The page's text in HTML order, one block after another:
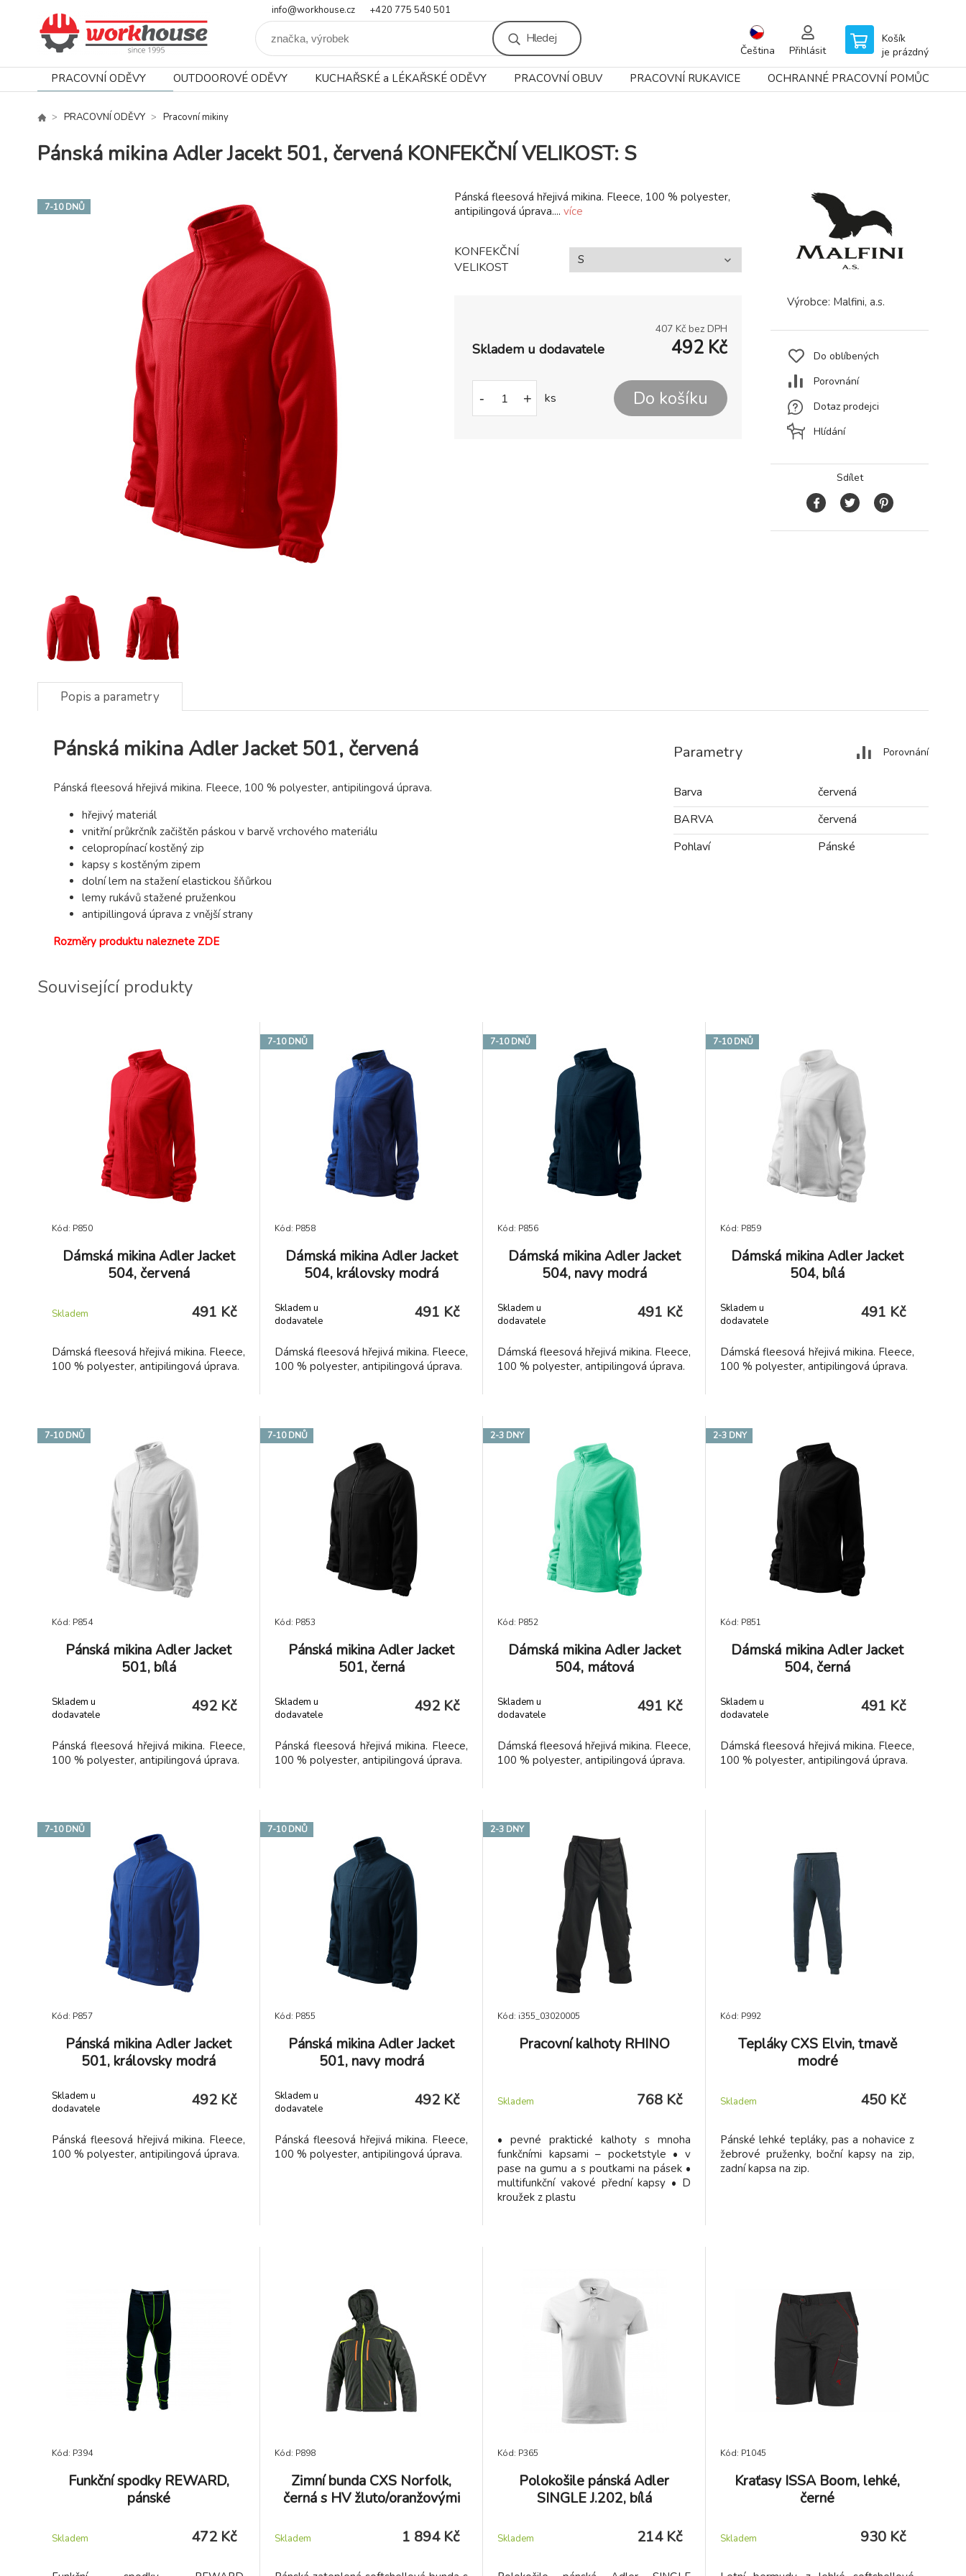
info@workhouse.cz +420 775 540 501
Hledej
Čeština Přihlásit
Košík
je prázdný
PRACOVNÍ ODĚVY OUTDOOROVÉ ODĚVY KUCHAŘSKÉ a LÉKAŘSKÉ ODĚVY PRACOVNÍ OBUV PRACOVNÍ RUKAVICE OCHRANNÉ PRACOVNÍ POMŮCKY
PRACOVNÍ ODĚVY Pracovní mikiny
Pánská mikina Adler Jacekt 501, červená KONFEKČNÍ VELIKOST: S
7-10 DNŮ
Pánská fleesová hřejivá mikina. Fleece, 100 % polyester,
antipilingová úprava.... více
KONFEKČNÍ
VELIKOST
407 Kč bez DPH
Skladem u dodavatele 492 Kč
- + ks Do košíku
Výrobce: Malfini, a.s.
Do oblíbených
Porovnání
Dotaz prodejci
Hlídání
Sdílet
Popis a parametry
Pánská mikina Adler Jacket 501, červená
Pánská fleesová hřejivá mikina. Fleece, 100 % polyester, antipilingová úprava.
hřejivý materiál
vnitřní průkrčník začištěn páskou v barvě vrchového materiálu
celopropínací kostěný zip
kapsy s kostěným zipem
dolní lem na stažení elastickou šňůrkou
lemy rukávů stažené pruženkou
antipillingová úprava z vnější strany
Rozměry produktu naleznete ZDE
Parametry Porovnání
Barva
červená
BARVA
červená
Pohlaví
Pánské
Související produkty
Kód: P850
Dámská mikina Adler Jacket
504, červená
Skladem 491 Kč
Dámská fleesová hřejivá mikina. Fleece,
100 % polyester, antipilingová úprava.
7-10 DNŮ
Kód: P858
Dámská mikina Adler Jacket
504, královsky modrá
Skladem u
dodavatele
491 Kč
Dámská fleesová hřejivá mikina. Fleece,
100 % polyester, antipilingová úprava.
7-10 DNŮ
Kód: P856
Dámská mikina Adler Jacket
504, navy modrá
Skladem u
dodavatele
491 Kč
Dámská fleesová hřejivá mikina. Fleece,
100 % polyester, antipilingová úprava.
7-10 DNŮ
Kód: P859
Dámská mikina Adler Jacket
504, bílá
Skladem u
dodavatele
491 Kč
Dámská fleesová hřejivá mikina. Fleece,
100 % polyester, antipilingová úprava.
7-10 DNŮ
Kód: P854
Pánská mikina Adler Jacket
501, bílá
Skladem u
dodavatele
492 Kč
Pánská fleesová hřejivá mikina. Fleece,
100 % polyester, antipilingová úprava.
7-10 DNŮ
Kód: P853
Pánská mikina Adler Jacket
501, černá
Skladem u
dodavatele
492 Kč
Pánská fleesová hřejivá mikina. Fleece,
100 % polyester, antipilingová úprava.
2-3 DNY
Kód: P852
Dámská mikina Adler Jacket
504, mátová
Skladem u
dodavatele
491 Kč
Dámská fleesová hřejivá mikina. Fleece,
100 % polyester, antipilingová úprava.
2-3 DNY
Kód: P851
Dámská mikina Adler Jacket
504, černá
Skladem u
dodavatele
491 Kč
Dámská fleesová hřejivá mikina. Fleece,
100 % polyester, antipilingová úprava.
7-10 DNŮ
Kód: P857
Pánská mikina Adler Jacket
501, královsky modrá
Skladem u
dodavatele
492 Kč
Pánská fleesová hřejivá mikina. Fleece,
100 % polyester, antipilingová úprava.
7-10 DNŮ
Kód: P855
Pánská mikina Adler Jacket
501, navy modrá
Skladem u
dodavatele
492 Kč
Pánská fleesová hřejivá mikina. Fleece,
100 % polyester, antipilingová úprava.
2-3 DNY
Kód: i355_03020005
Pracovní kalhoty RHINO
Skladem 768 Kč
• pevné praktické kalhoty s mnoha
funkčními kapsami – pocketstyle • v
pase na gumu a s poutkami na pásek •
multifunkční vakové přední kapsy • D
kroužek z plastu
Kód: P992
Tepláky CXS Elvin, tmavě
modré
Skladem 450 Kč
Pánské lehké tepláky, pas a nohavice z
žebrové pruženky, boční kapsy na zip,
zadní kapsa na zip.
Kód: P394
Funkční spodky REWARD,
pánské
Skladem 472 Kč
Kód: P898
Zimní bunda CXS Norfolk,
černá s HV žluto/oranžovými
Skladem 1 894 Kč
Kód: P365
Polokošile pánská Adler
SINGLE J.202, bílá
Skladem 214 Kč
Kód: P1045
Kraťasy ISSA Boom, lehké,
černé
Skladem 930 Kč